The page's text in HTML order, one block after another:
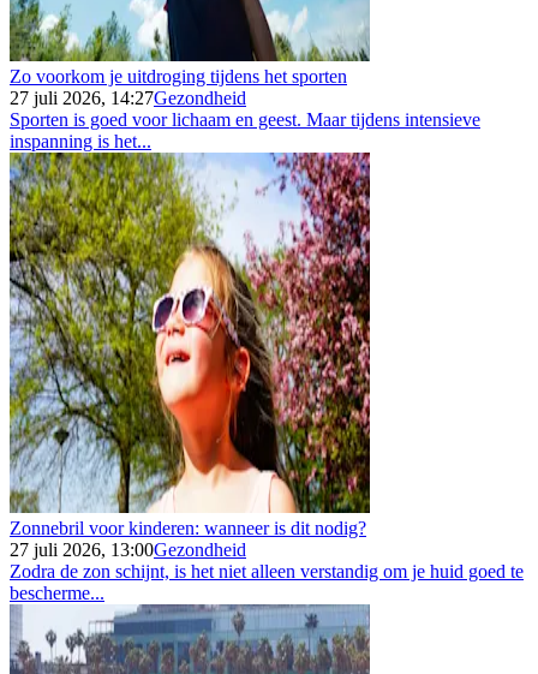
Zo voorkom je uitdroging tijdens het sporten
27 juli 2026, 14:27Gezondheid
Sporten is goed voor lichaam en geest. Maar tijdens intensieve
inspanning is het...
Zonnebril voor kinderen: wanneer is dit nodig?
27 juli 2026, 13:00Gezondheid
Zodra de zon schijnt, is het niet alleen verstandig om je huid goed te
bescherme...